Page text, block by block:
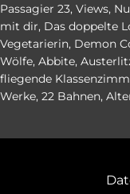
Passagier 23, Views,
mit dir, Das doppelte
Vegetarierin, Demon
Wölfe, Abbite,
fliegende
Werke, 22 Bahnen,